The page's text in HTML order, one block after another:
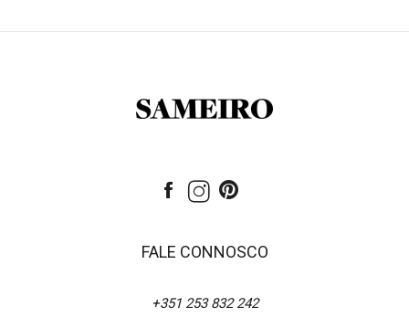
FALE CONNOSCO
+351 253 832 242